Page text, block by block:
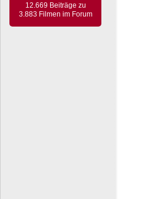
12.669 Beiträge zu
3.883 Filmen im Forum